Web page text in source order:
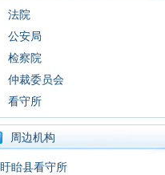
法院
公安局
检察院
仲裁委员会
看守所
周边机构
盱眙县看守所